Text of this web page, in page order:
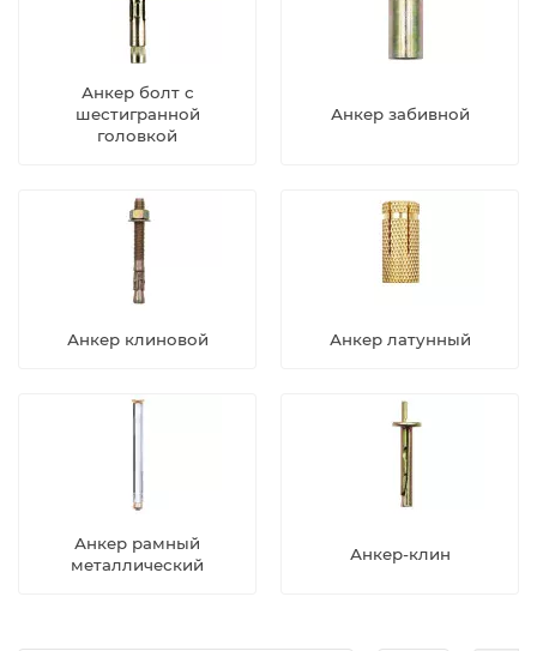
Анкер болт с
шестигранной
головкой
Анкер забивной
Анкер клиновой Анкер латунный
Анкер рамный
металлический
Анкер-клин